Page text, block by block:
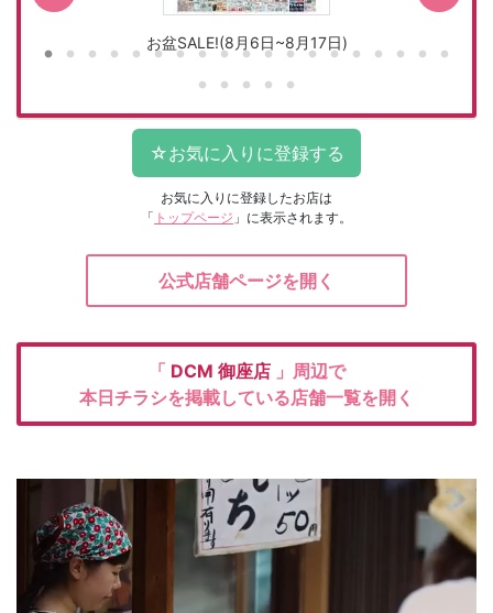
お盆SALE!(8月6日~8月17日)
お気に入りに登録したお店は
「 トップページ 」に表示されます。
公式店舗ページを開く
「 DCM 御座店 」周辺で
本日チラシを掲載している店舗一覧を開く